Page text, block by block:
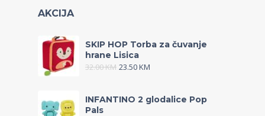
AKCIJA
SKIP HOP Torba za čuvanje
hrane Lisica
32.00KM 23.50KM
INFANTINO 2 glodalice Pop
Pals